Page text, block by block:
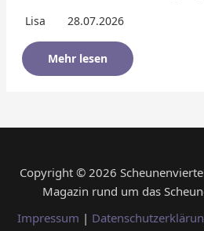
Lisa 28.07.2026
Mehr lesen
Copyright © 2026
Magazin rund um das
Impressum |